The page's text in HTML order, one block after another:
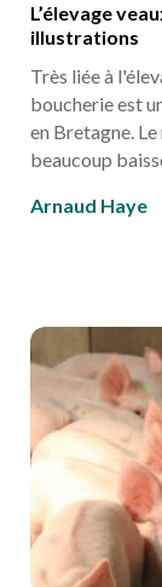
L’élevage
illustrations
Très liée à
boucherie est
en Bretagne.
beaucoup
Arnaud Haye